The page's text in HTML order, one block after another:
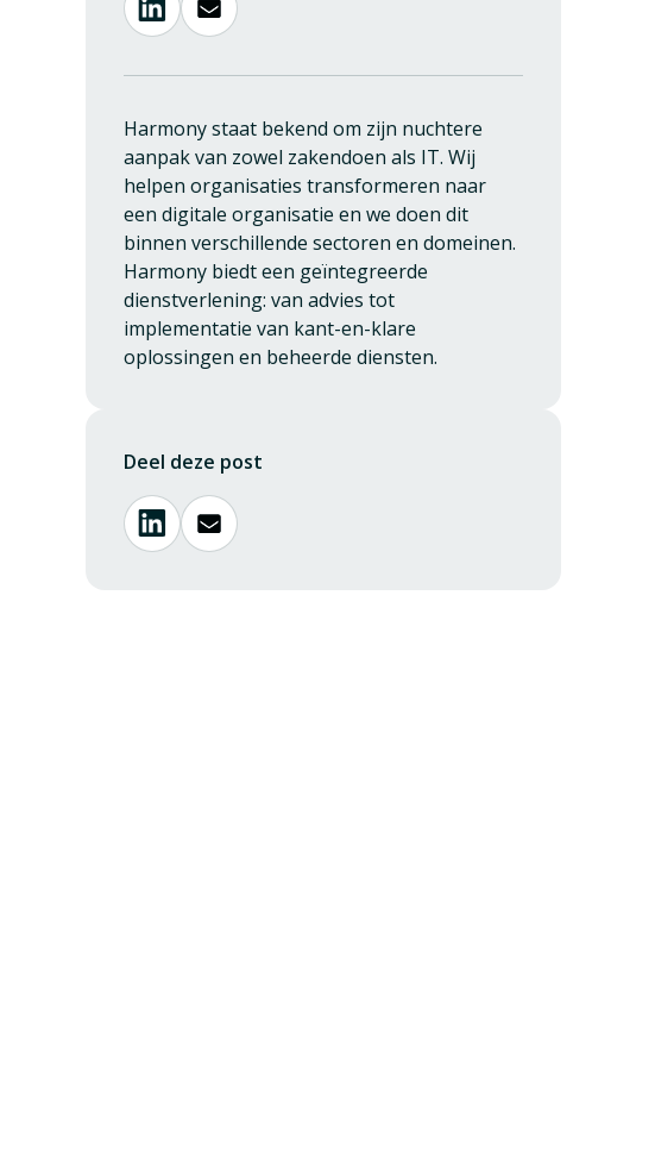
Harmony staat bekend om zijn nuchtere
aanpak van zowel zakendoen als IT. Wij
helpen organisaties transformeren naar
een digitale organisatie en we doen dit
binnen verschillende sectoren en domeinen.
Harmony biedt een geïntegreerde
dienstverlening: van advies tot
implementatie van kant-en-klare
oplossingen en beheerde diensten.
Deel deze post